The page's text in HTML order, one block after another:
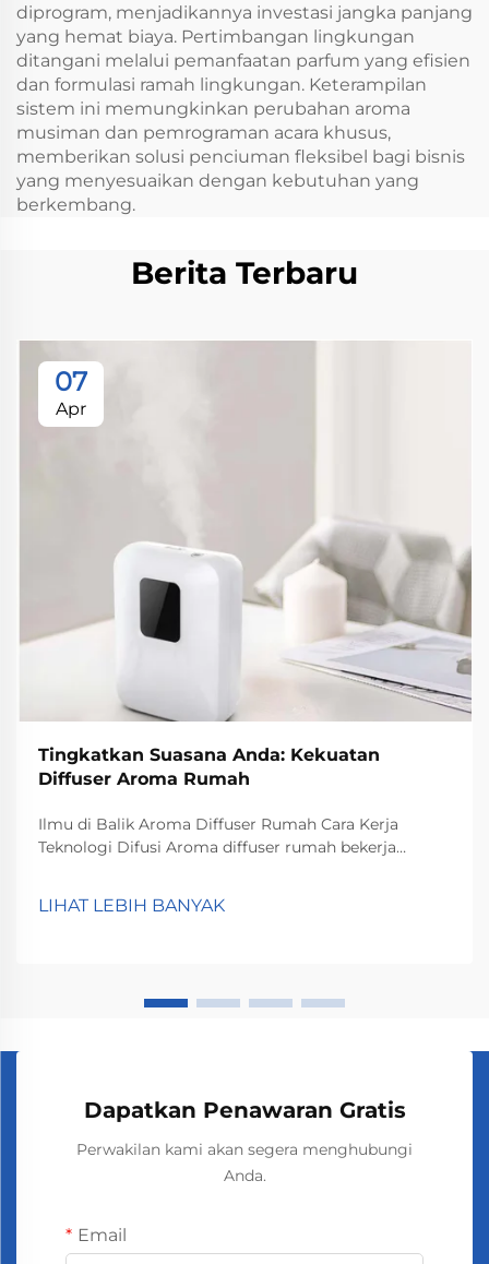
diprogram, menjadikannya investasi jangka panjang
yang hemat biaya. Pertimbangan lingkungan
ditangani melalui pemanfaatan parfum yang efisien
dan formulasi ramah lingkungan. Keterampilan
sistem ini memungkinkan perubahan aroma
musiman dan pemrograman acara khusus,
memberikan solusi penciuman fleksibel bagi bisnis
yang menyesuaikan dengan kebutuhan yang
berkembang.
Berita Terbaru
07
Apr
Tingkatkan Suasana Anda: Kekuatan
Diffuser Aroma Rumah
Ilmu di Balik Aroma Diffuser Rumah Cara Kerja
Teknologi Difusi Aroma diffuser rumah bekerja
terjadi adalah partikel minyak atsiri tersebut
LIHAT LEBIH BANYAK
Dapatkan Penawaran Gratis
Perwakilan kami akan segera menghubungi
Anda.
Email